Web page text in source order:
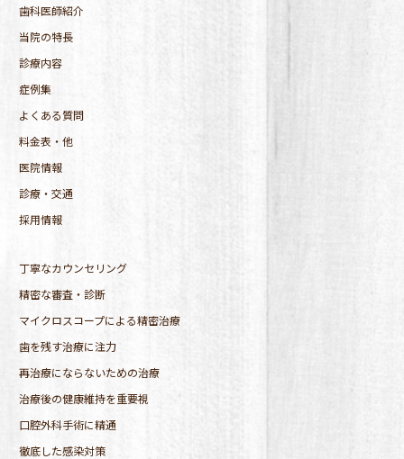
歯科医師紹介
当院の特長
診療内容
症例集
よくある質問
料金表・他
医院情報
診療・交通
採用情報
丁寧なカウンセリング
精密な審査・診断
マイクロスコープによる精密治療
歯を残す治療に注力
再治療にならないための治療
治療後の健康維持を重要視
口腔外科手術に精通
徹底した感染対策